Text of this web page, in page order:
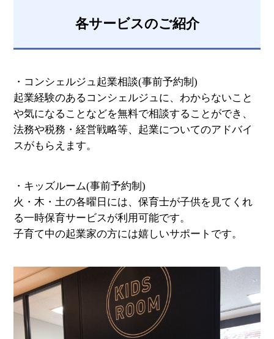
各サービスのご紹介
・コンシェルジュ起業相談(事前予約制)
起業経験のあるコンシェルジュに、わからないこと
や気になることなどを無料で相談することができ、
法務や税務・経営戦略等、起業についてのアドバイ
スがもらえます。
・キッズルーム(事前予約制)
火・木・土の各曜日には、保育士が子供を見てくれ
る一時保育サービスが利用可能です。
子育て中の起業家の方には嬉しいサポートです。